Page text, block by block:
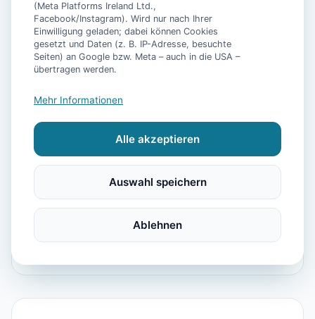
Ausstattung
WLAN
Terrasse Kaffeemaschine
Toaster Bügelbrett Strand
Föhn Parkmöglichkeit
Raucherbereiche vorhanden
(Meta Platforms Ireland Ltd.,
Facebook/Instagram). Wird nur nach Ihrer
Einwilligung geladen; dabei können Cookies
gesetzt und Daten (z. B. IP-Adresse, besuchte
Seiten) an Google bzw. Meta – auch in die USA –
übertragen werden.
Mehr Informationen
Alle akzeptieren
Auswahl speichern
Ablehnen